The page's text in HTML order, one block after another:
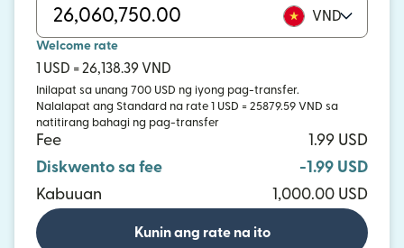
VND
Welcome rate
1 USD = 26,138.39 VND
Inilapat sa unang 700 USD ng iyong pag-transfer.
Nalalapat ang Standard na rate 1 USD = 25879.59 VND sa
natitirang bahagi ng pag-transfer
Fee
1.99 USD
Diskwento sa fee
-1.99 USD
Kabuuan
1,000.00 USD
Kunin ang rate na ito